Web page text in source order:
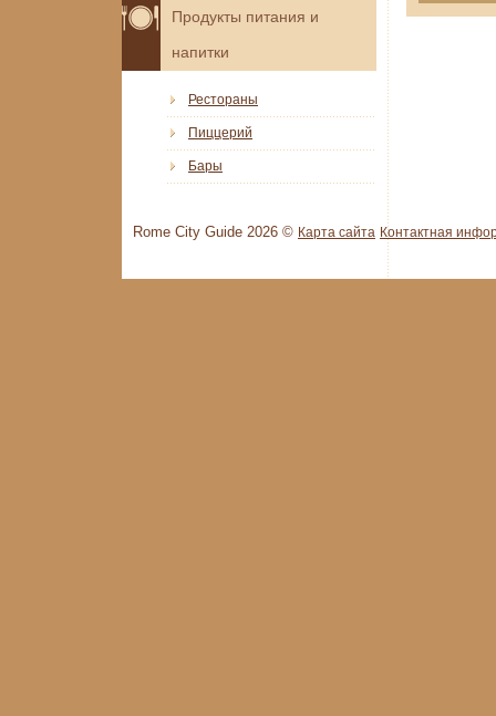
Продукты питания и
напитки
Рестораны
Пиццерий
Бары
Rome City Guide 2026 © Карта сайта Контактная